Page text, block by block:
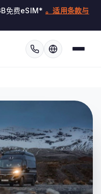
免费eSIM* 。适用条款与